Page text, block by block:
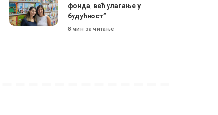
фонда, већ улагање у
будућност”
8 мин за читање